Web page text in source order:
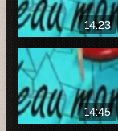
14:23
14:45